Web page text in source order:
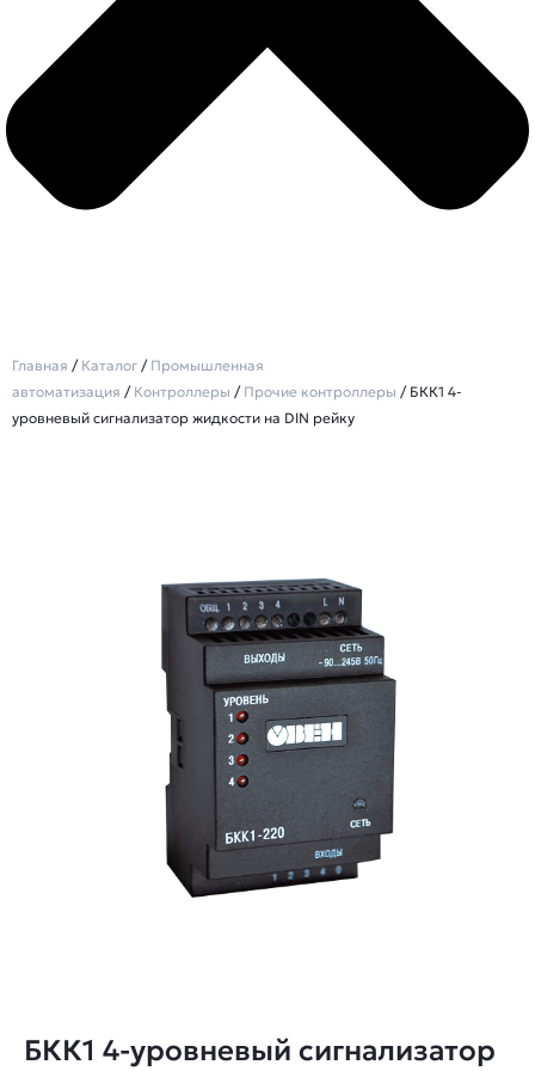
Главная / Каталог / Промышленная
автоматизация / Контроллеры / Прочие контроллеры / БКК1 4-
уровневый сигнализатор жидкости на DIN рейку
БКК1 4-уровневый сигнализатор